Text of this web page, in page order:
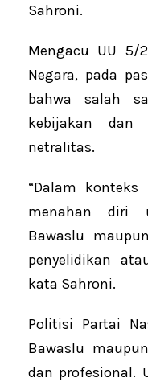
Sahroni.
Mengacu UU 5/
Negara, pada
bahwa salah
kebijakan dan
netralitas.
“Dalam
menahan diri
Bawaslu
penyelidikan
kata Sahroni.
Politisi Partai
Bawaslu
dan profesional.